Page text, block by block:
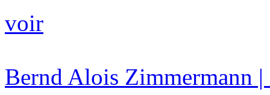
voir
Bernd Alois Zimmermann